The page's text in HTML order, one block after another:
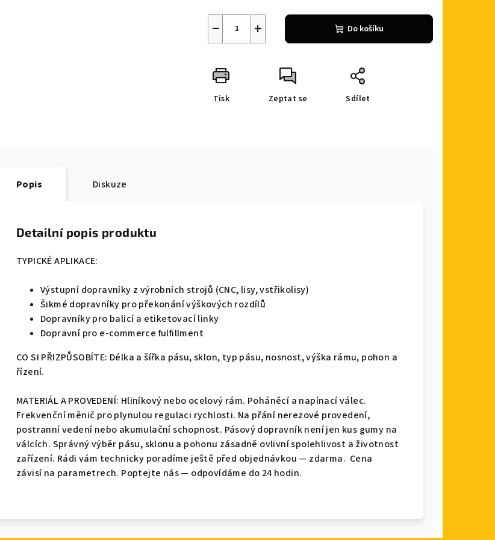
+
− Do košíku
Tisk Zeptat se Sdílet
Popis Diskuze
Detailní popis produktu
TYPICKÉ APLIKACE:
Výstupní dopravníky z výrobních strojů (CNC, lisy, vstřikolisy)
Šikmé dopravníky pro překonání výškových rozdílů
Dopravníky pro balicí a etiketovací linky
Dopravní pro e-commerce fulfillment
CO SI PŘIZPŮSOBÍTE: Délka a šířka pásu, sklon, typ pásu, nosnost, výška rámu, pohon a
řízení.
MATERIÁL A PROVEDENÍ: Hliníkový nebo ocelový rám. Poháněcí a napínací válec.
Frekvenční měnič pro plynulou regulaci rychlosti. Na přání nerezové provedení,
postranní vedení nebo akumulační schopnost. Pásový dopravník není jen kus gumy na
válcích. Správný výběr pásu, sklonu a pohonu zásadně ovlivní spolehlivost a životnost
zařízení. Rádi vám technicky poradíme ještě před objednávkou — zdarma. Cena
závisí na parametrech. Poptejte nás — odpovídáme do 24 hodin.